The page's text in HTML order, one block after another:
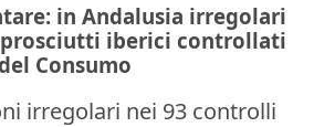
in Andalusia irregolari
prosciutti iberici controllati
Consumo
irregolari nei 93 controlli